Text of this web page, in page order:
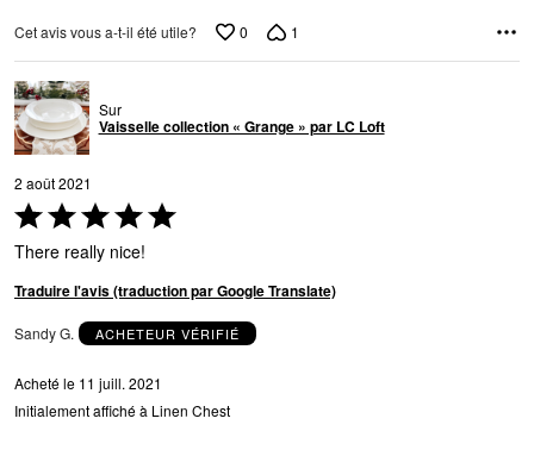
Cet avis vous a-t-il été utile? 0 1
Sur
Vaisselle collection « Grange » par LC Loft
2 août 2021
Coté
5 sur
5
There really nice!
Traduire l'avis (traduction par Google Translate)
Sandy G. ACHETEUR VÉRIFIÉ
Acheté le 11 juill. 2021
Initialement affiché à Linen Chest